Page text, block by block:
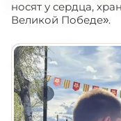
носят у сердца,
Великой Победе».